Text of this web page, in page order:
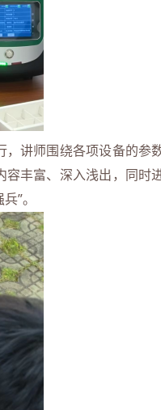
讲师围绕各项设备的参
丰富、深入浅出，同时
”。